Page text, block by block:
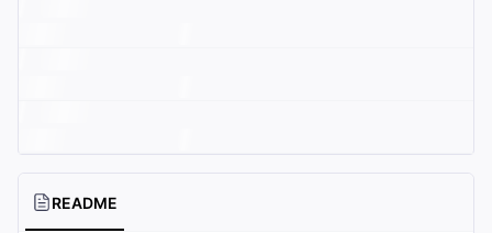
README